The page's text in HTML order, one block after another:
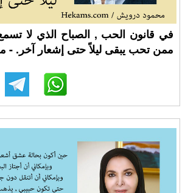
في قانون الحب , الصباح الذي لا
ممن تحب يبقى ليلاً حتى إشعار آخر.